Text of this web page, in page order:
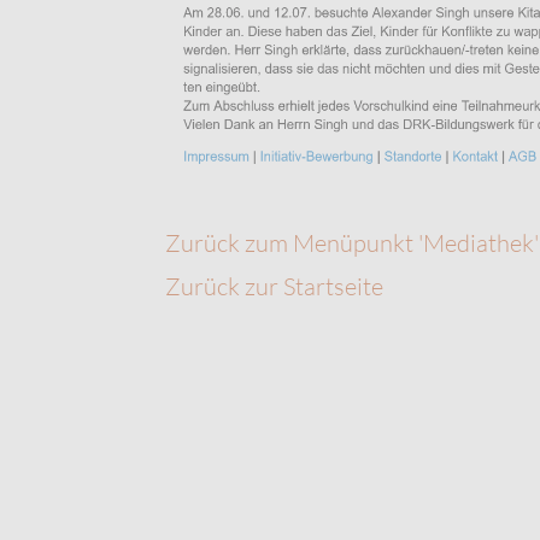
Zurück zum Menüpunkt 'Mediathek'
Zurück zur Startseite